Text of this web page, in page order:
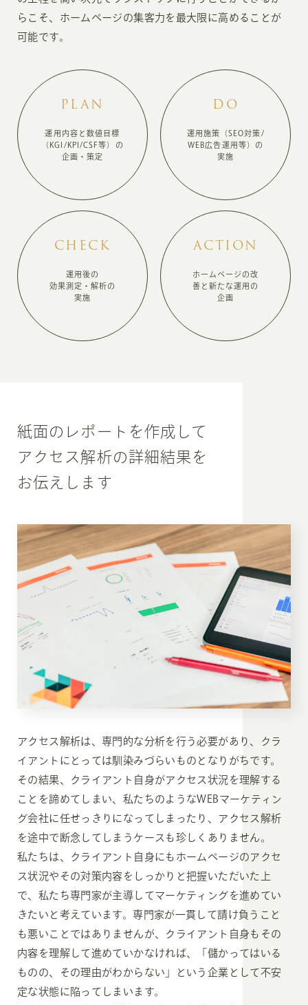
らこそ、ホームページの集客力を最大限に高めることが
可能です。
PLAN
運用内容と数値目標
（KGI/KPI/CSF等）
の
企画・策定
DO
運用施策 （SEO対策/
WEB広告運用等） の
実施
CHECK
運用後の
効果測定・解析の
実施
ACTION
ホームページの改
善と 新たな運用の
企画
紙面のレポートを作成して
アクセス解析の詳細結果を
お伝えします
アクセス解析は、専門的な分析を行う必要があり、クラ
イアントにとっては馴染みづらいものとなりがちです。
その結果、クライアント自身がアクセス状況を理解する
ことを諦めてしまい、私たちのようなWEBマーケティン
グ会社に任せっきりになってしまったり、アクセス解析
を途中で断念してしまうケースも珍しくありません。
私たちは、クライアント自身にもホームページのアクセ
ス状況やその対策内容をしっかりと把握いただいた上
で、私たち専門家が主導してマーケティングを進めてい
きたいと考えています。専門家が一貫して請け負うこと
も悪いことではありませんが、クライアント自身もその
内容を理解して進めていかなければ、「儲かってはいる
ものの、その理由がわからない」という企業として不安
定な状態に陥ってしまいます。